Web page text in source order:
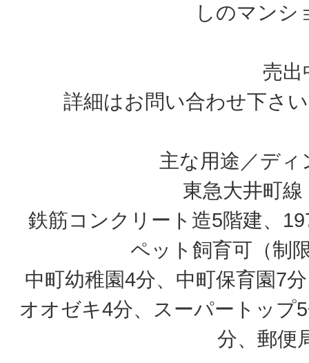
しのマンシ
売出
詳細はお問い合わせ下さ
主な用途／デ
東急大井町
鉄筋コンクリート造5階建、
ペット飼育可（制
中町幼稚園4分、中町保育園7
オオゼキ4分、スーパートップ
分、郵便